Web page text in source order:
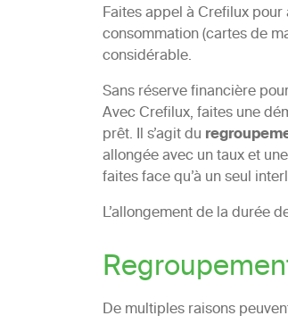
Faites appel à Crefilux
consommation (cartes de
considérable.
Sans réserve financière
Avec Crefilux, faites une
prêt. Il s’agit du
allongée avec un taux et
faites face qu’à un seul
L’allongement de la durée
De multiples raisons